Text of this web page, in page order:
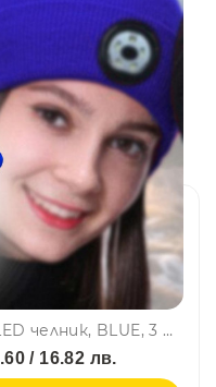
АВАРИЙНА зимна шапка с LED челник, BLUE, 3 режима на работа, BF22
/ 16.82 лв.